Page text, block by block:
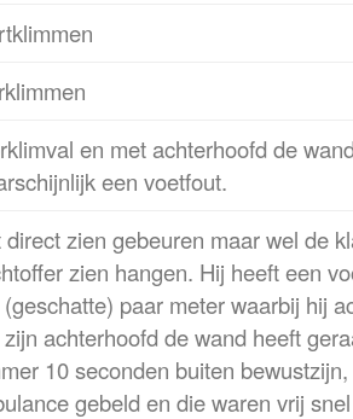
en met achterhoofd de
een voetfout.
direct zien gebeuren maar wel de
zien hangen. Hij heeft een
paar meter waarbij hij
achterhoofd de wand heeft
10 seconden buiten
gebeld en die waren vrij